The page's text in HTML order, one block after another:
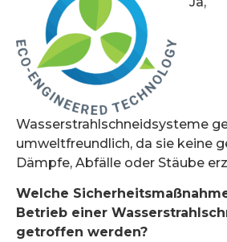
Wasserstrahlschneidsysteme
umweltfreundlich, da sie keine
Dämpfe, Abfälle oder Stäube
Welche
Betrieb einer
getroffen werden?